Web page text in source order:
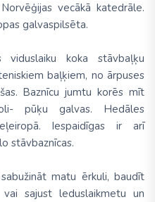
vecākā katedrāle.
galvaspilsēta.
koka stāvbaļķu
baļķiem, no ārpuses
Baznīcu jumtu korēs mīt
pūķu galvas. Hedāles
Iespaidīgas ir arī
stāvbaznīcas.
matu ērkuli, baudīt
sajust leduslaikmetu un